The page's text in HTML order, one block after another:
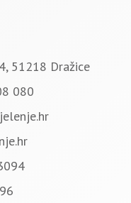
51218 Dražice
080